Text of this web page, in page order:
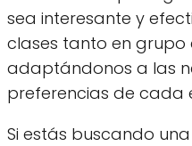
sea interesante y
clases tanto en grupo
adaptándonos a las
preferencias de cada
Si estás buscando